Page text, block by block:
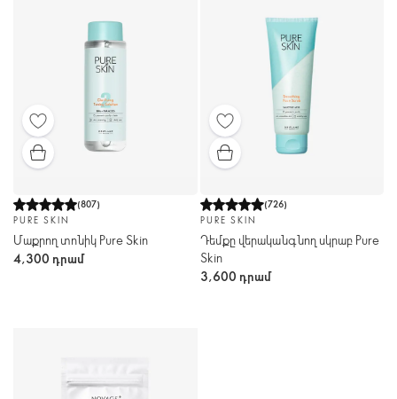
(807)
PURE SKIN
Մաքրող տոնիկ Pure Skin
4,300 դրամ
(726)
PURE SKIN
Դեմքը վերականգնող սկրաբ Pure
Skin
3,600 դրամ